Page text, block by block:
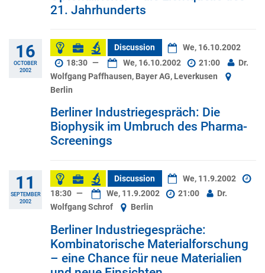
21. Jahrhunderts
16
OCTOBER
2002
Discussion
We, 16.10.2002
18:30 — We, 16.10.2002 21:00
Dr.
Wolfgang Paffhausen, Bayer AG, Leverkusen
Berlin
Berliner Industriegespräch: Die
Biophysik im Umbruch des Pharma-
Screenings
11
SEPTEMBER
2002
Discussion
We, 11.9.2002
18:30 — We, 11.9.2002 21:00
Dr.
Wolfgang Schrof
Berlin
Berliner Industriegespräche:
Kombinatorische Materialforschung
– eine Chance für neue Materialien